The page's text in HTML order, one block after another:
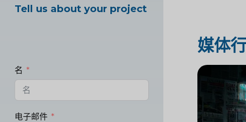
媒体
Tell us about your project
名
电子邮件